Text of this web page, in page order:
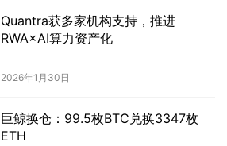
Quantra获多家机构支持，推进
RWA×AI算力资产化
2026年1月30日
巨鲸换仓：99.5枚BTC兑换3347枚
ETH